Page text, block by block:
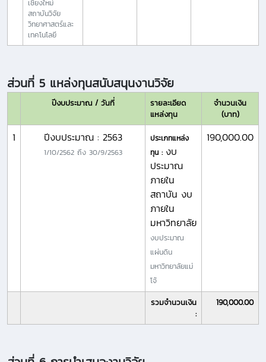
เชียงใหม่
สถาบันวิจัย
วิทยาศาสตร์และ
เทคโนโลยี
ส่วนที่ 5 แหล่งทุนสนับสนุนงานวิจัย
ปีงบประมาณ / วันที่
รายละเอียด
แหล่งทุน
จำนวนเงิน
(บาท)
1 ปีงบประมาณ : 2563
1/10/2562ถึง 30/9/2563
ประเภทแหล่ง
ทุน : งบ
ประมาณ
ภายใน
สถาบัน งบ
ภายใน
มหาวิทยาลัย
งบประมาณ
แผ่นดิน
มหาวิทยาลัยแม่
โจ้
190,000.00
รวมจำนวนเงิน
:
190,000.00